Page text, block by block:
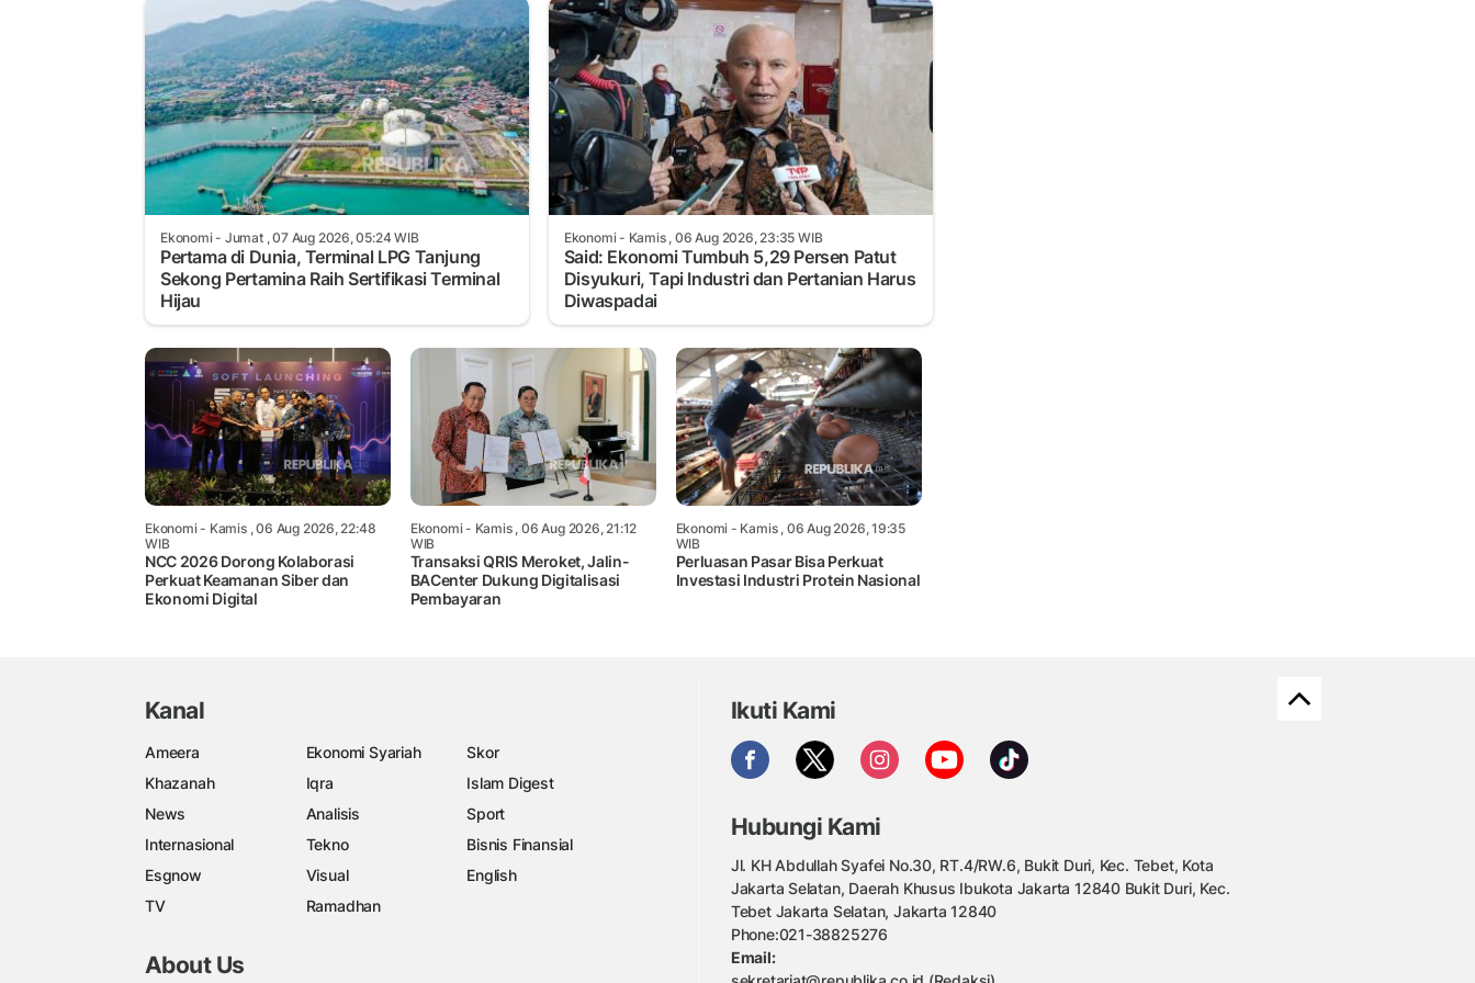
Ekonomi- Jumat , 07 Aug 2026, 05:24 WIB
Pertama di Dunia, Terminal LPG Tanjung
Sekong Pertamina Raih Sertifikasi Terminal
Hijau
Ekonomi- Kamis , 06 Aug 2026, 23:35 WIB
Said: Ekonomi Tumbuh 5,29 Persen Patut
Disyukuri, Tapi Industri dan Pertanian Harus
Diwaspadai
Ekonomi- Kamis , 06 Aug 2026, 22:48
WIB
NCC 2026 Dorong Kolaborasi
Perkuat Keamanan Siber dan
Ekonomi Digital
Ekonomi- Kamis , 06 Aug 2026, 21:12
WIB
Transaksi QRIS Meroket, Jalin-
BACenter Dukung Digitalisasi
Pembayaran
Ekonomi - Kamis , 06 Aug 2026, 19:35
WIB
Perluasan Pasar Bisa Perkuat
Investasi Industri Protein Nasional
Kanal
Ameera Ekonomi Syariah
Skor
Khazanah
Iqra
Islam Digest
News
Analisis
Sport
Internasional
Tekno
Bisnis Finansial
Esgnow
Visual
English
TV
Ramadhan
About Us
Ikuti Kami
Hubungi Kami
Jl. KH Abdullah Syafei No.30, RT.4/RW.6, Bukit Duri, Kec. Tebet, Kota
Jakarta Selatan, Daerah Khusus Ibukota Jakarta 12840 Bukit Duri, Kec.
Tebet Jakarta Selatan, Jakarta 12840
Phone:021-38825276
Email: